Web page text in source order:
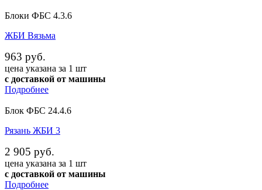
Блоки ФБС 4.3.6
ЖБИ Вязьма
963 руб.
цена указана за 1 шт
с доставкой от машины
Подробнее
Блок ФБС 24.4.6
Рязань ЖБИ 3
2 905 руб.
цена указана за 1 шт
с доставкой от машины
Подробнее